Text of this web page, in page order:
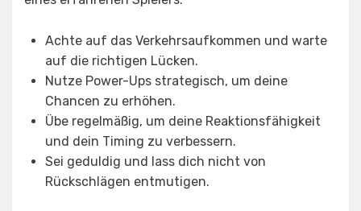
Achte auf das Verkehrsaufkommen und warte
auf die richtigen Lücken.
Nutze Power-Ups strategisch, um deine
Chancen zu erhöhen.
Übe regelmäßig, um deine Reaktionsfähigkeit
und dein Timing zu verbessern.
Sei geduldig und lass dich nicht von
Rückschlägen entmutigen.